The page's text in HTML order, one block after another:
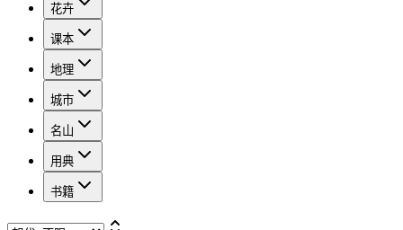
花卉
课本
地理
城市
名山
用典
书籍